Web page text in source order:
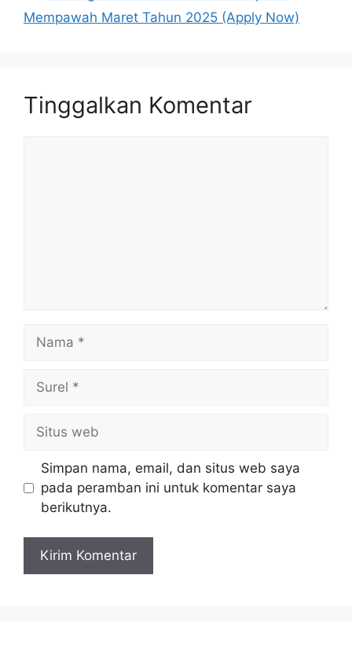
Mempawah Maret Tahun 2025 (Apply Now)
Tinggalkan Komentar
web
Simpan nama, email, dan situs web saya
pada peramban ini untuk komentar saya
berikutnya.